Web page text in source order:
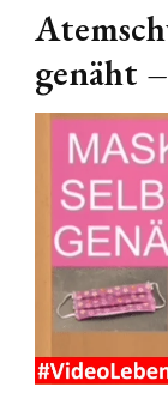
genäht